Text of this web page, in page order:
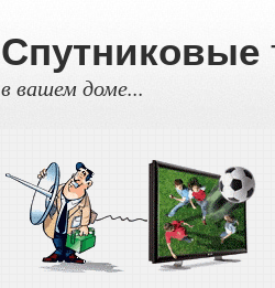
Спутниковые
в вашем доме...